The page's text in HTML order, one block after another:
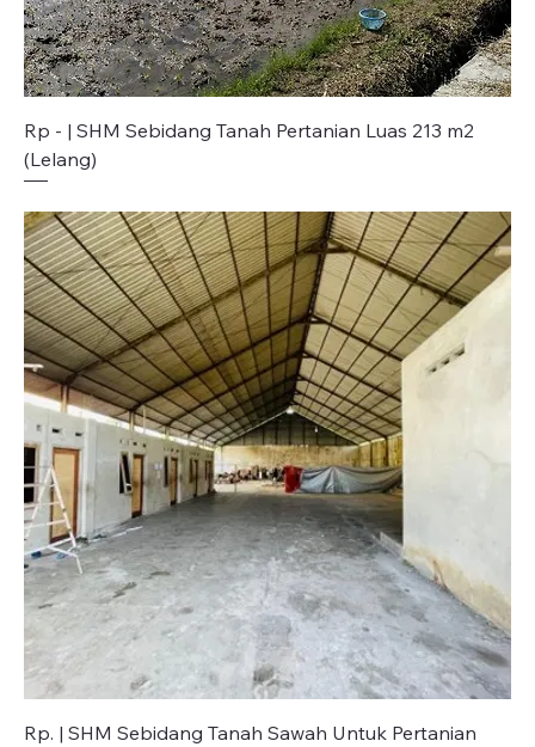
Rp - | SHM Sebidang Tanah Pertanian Luas 213 m2
(Lelang)
Rp. | SHM Sebidang Tanah Sawah Untuk Pertanian